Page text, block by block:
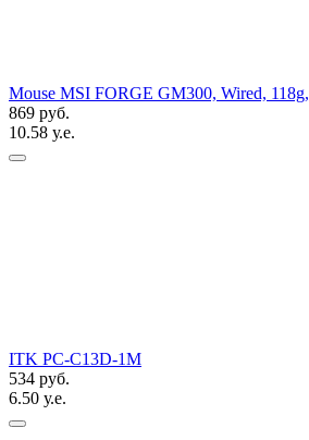
Mouse MSI FORGE GM300, Wired,
869 руб.
10.58 у.е.
ITK PC-C13D-1M
534 руб.
6.50 у.е.